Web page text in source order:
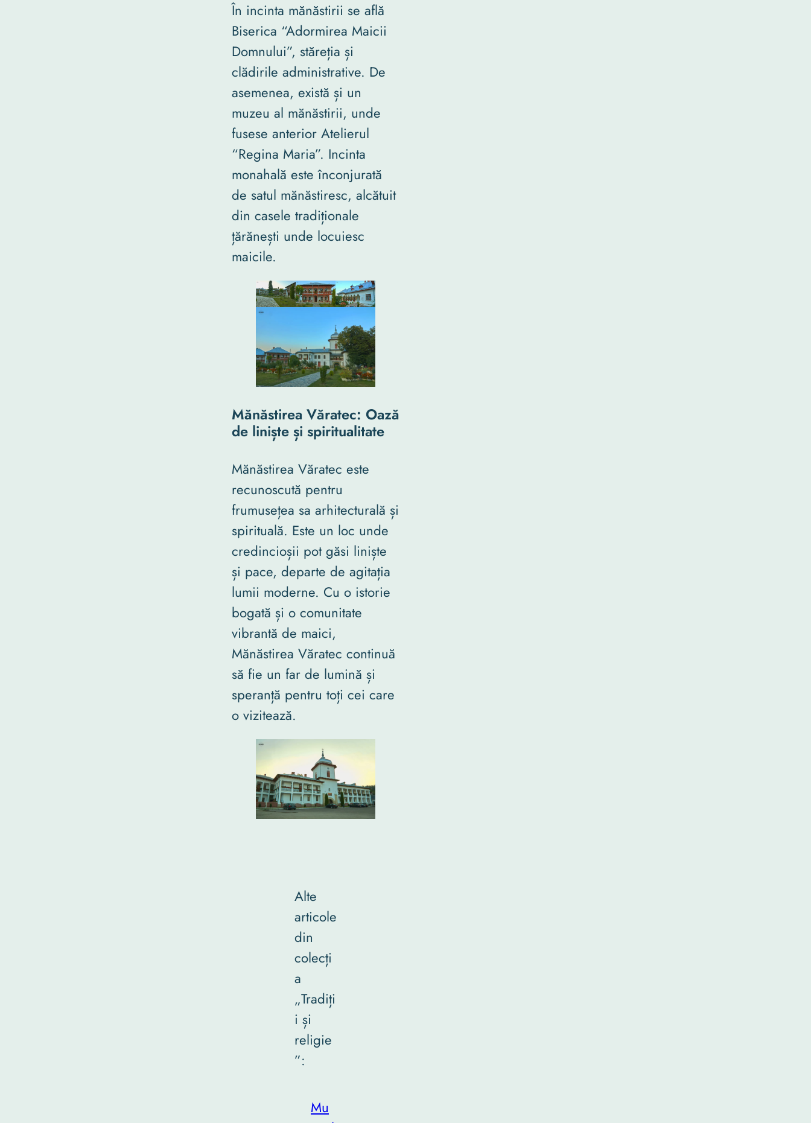
În incinta mănăstirii se află
Biserica “Adormirea Maicii
Domnului”, stăreția și
clădirile administrative. De
asemenea, există și un
muzeu al mănăstirii, unde
fusese anterior Atelierul
“Regina Maria”. Incinta
monahală este înconjurată
de satul mănăstiresc, alcătuit
din casele tradiționale
țărănești unde locuiesc
maicile.
Mănăstirea Văratec: Oază
de liniște și spiritualitate
Mănăstirea Văratec este
recunoscută pentru
frumusețea sa arhitecturală și
spirituală. Este un loc unde
credincioșii pot găsi liniște
și pace, departe de agitația
lumii moderne. Cu o istorie
bogată și o comunitate
vibrantă de maici,
Mănăstirea Văratec continuă
să fie un far de lumină și
speranță pentru toți cei care
o vizitează.
Alte
articole
din
colecți
a
„Tradiți
i și
religie
”:
Mu